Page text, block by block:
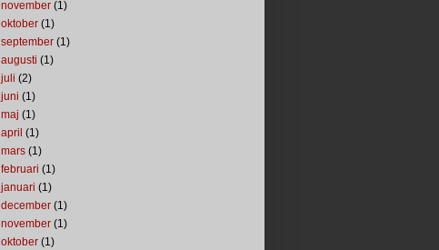
november (1)
oktober (1)
september (1)
augusti (1)
juli (2)
juni (1)
maj (1)
april (1)
mars (1)
februari (1)
januari (1)
december (1)
november (1)
oktober (1)